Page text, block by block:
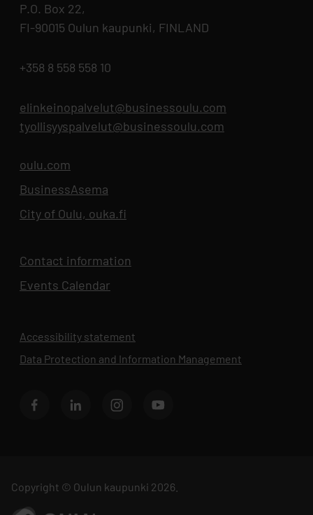
P.O. Box 22,
FI-90015 Oulun kaupunki, FINLAND
+358 8 558 558 10
elinkeinopalvelut@businessoulu.com
tyollisyyspalvelut@businessoulu.com
oulu.com
BusinessAsema
City of Oulu, ouka.fi
Contact information
Events Calendar
Accessibility statement
Data Protection and Information Management
BusinessOulu's Facebook page
BusinessOulu's LinkedIn page
BusinessOulu's Instagram page
BusinessAsema's YouTube
Copyright © Oulun kaupunki 2026.